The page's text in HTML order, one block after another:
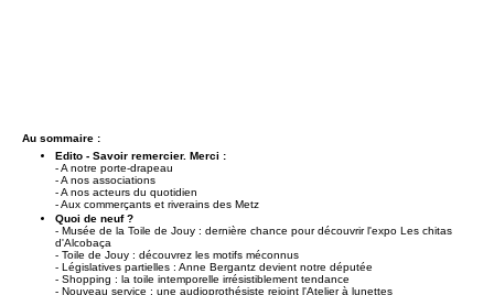
Au sommaire :
Edito - Savoir remercier. Merci :
- A notre porte-drapeau
- A nos associations
- A nos acteurs du quotidien
- Aux commerçants et riverains des Metz
Quoi de neuf ?
- Musée de la Toile de Jouy : dernière chance pour découvrir l'expo Les chitas
d'Alcobaça
- Toile de Jouy : découvrez les motifs méconnus
- Législatives partielles : Anne Bergantz devient notre députée
- Shopping : la toile intemporelle irrésistiblement tendance
- Nouveau service : une audioprothésiste rejoint l'Atelier à lunettes